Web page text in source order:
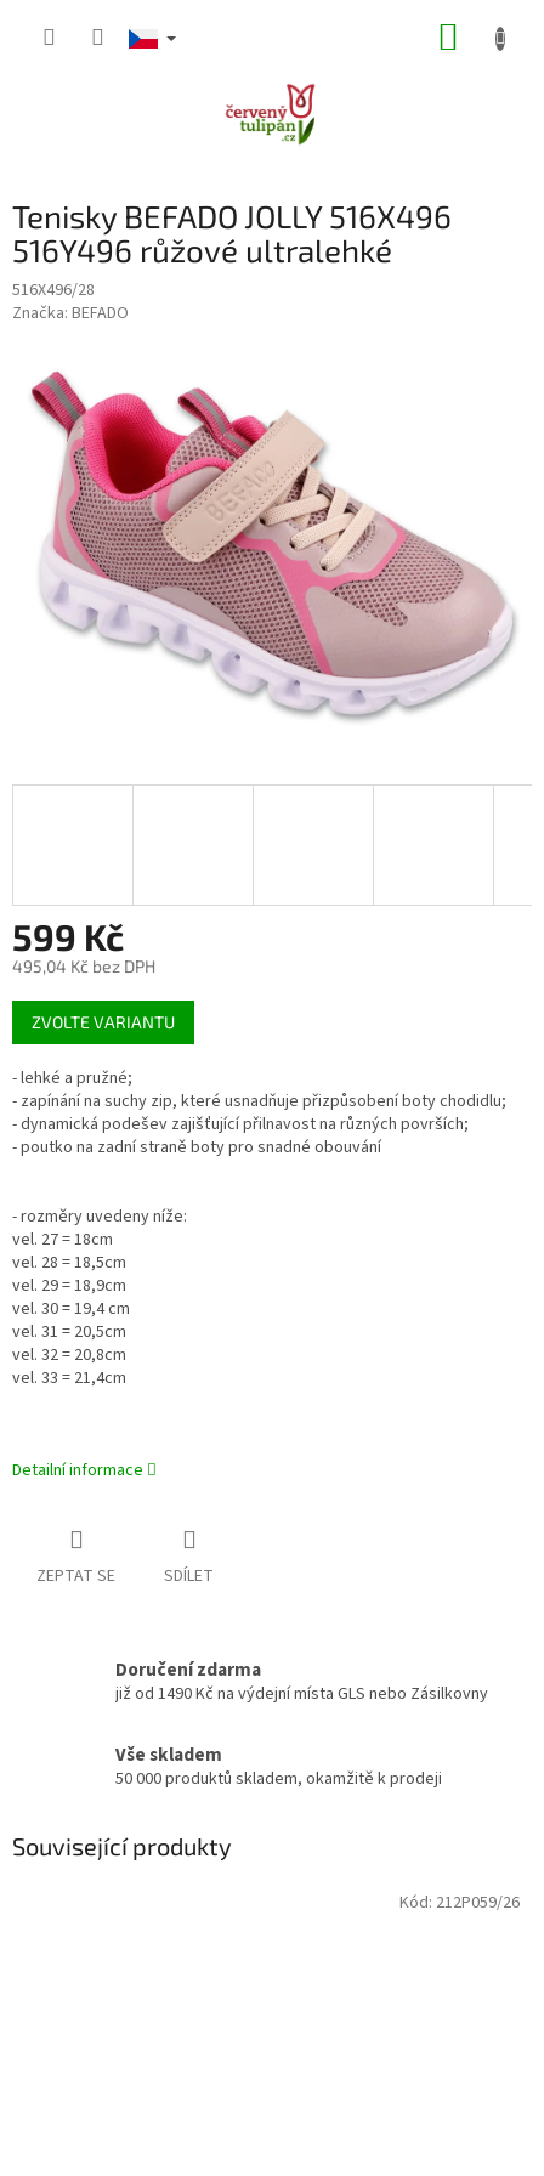
Tenisky BEFADO JOLLY 516X496
516Y496 růžové ultralehké
516X496/28
Značka: BEFADO
599 Kč
495,04 Kč bez DPH
Měrná
cena:
ZVOLTE VARIANTU
- lehké a pružné;
- zapínání na suchy zip, které usnadňuje přizpůsobení boty chodidlu;
- dynamická podešev zajišťující přilnavost na různých površích;
- poutko na zadní straně boty pro snadné obouvání
- rozměry uvedeny níže:
vel. 27 = 18cm
vel. 28 = 18,5cm
vel. 29 = 18,9cm
vel. 30 = 19,4 cm
vel. 31 = 20,5cm
vel. 32 = 20,8cm
vel. 33 = 21,4cm
Detailní informace
ZEPTAT SE SDÍLET
Doručení zdarma
již od 1490 Kč na výdejní místa GLS nebo Zásilkovny
Vše skladem
50 000 produktů skladem, okamžitě k prodeji
Související produkty
Kód: 212P059/26